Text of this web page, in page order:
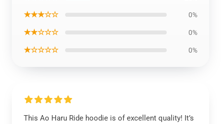
★★★☆☆ 0%
★★☆☆☆ 0%
★☆☆☆☆ 0%
This Ao Haru Ride hoodie is of excellent quality! It’s